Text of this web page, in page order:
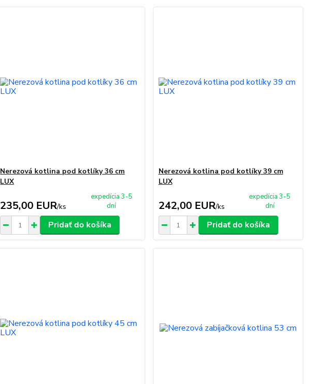
Nerezová kotlina pod kotlíky 36 cm
LUX
235,00 EUR/ks
expedícia 3-5
dní
Pridať do košíka
Nerezová kotlina pod kotlíky 39 cm
LUX
242,00 EUR/ks
expedícia 3-5
dní
Pridať do košíka